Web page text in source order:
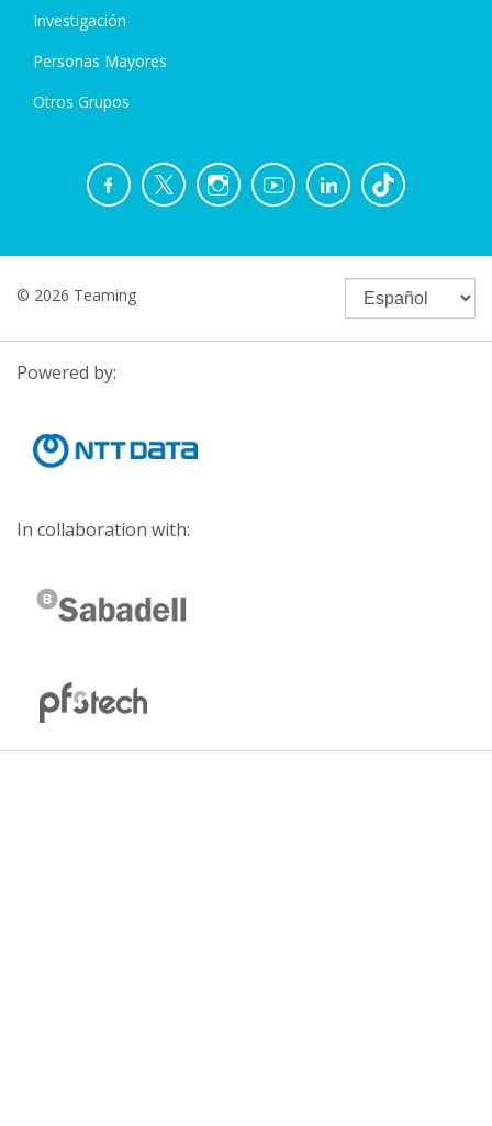
Investigación
Personas Mayores
Otros Grupos
© 2026 Teaming
Powered by:
In collaboration with: